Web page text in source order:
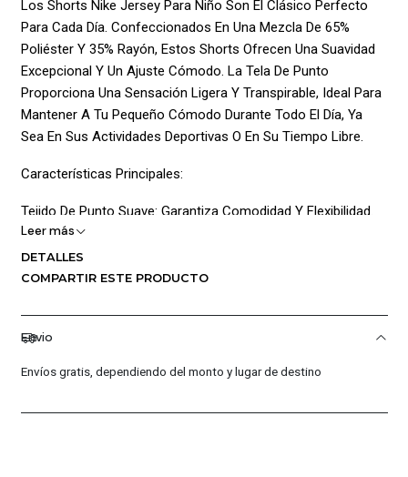
Los Shorts Nike Jersey Para Niño Son El Clásico Perfecto
Para Cada Día. Confeccionados En Una Mezcla De 65%
Poliéster Y 35% Rayón, Estos Shorts Ofrecen Una Suavidad
Excepcional Y Un Ajuste Cómodo. La Tela De Punto
Proporciona Una Sensación Ligera Y Transpirable, Ideal Para
Mantener A Tu Pequeño Cómodo Durante Todo El Día, Ya
Sea En Sus Actividades Deportivas O En Su Tiempo Libre.
Características Principales:
Tejido De Punto Suave: Garantiza Comodidad Y Flexibilidad.
Agradable Y Duradera.
Diseño Clásico: Versátil Para Cualquier Ocasión Y Fácil De
Combinar.
Leer más
DETALLES
COMPARTIR ESTE PRODUCTO
Envio
Envíos gratis, dependiendo del monto y lugar de destino